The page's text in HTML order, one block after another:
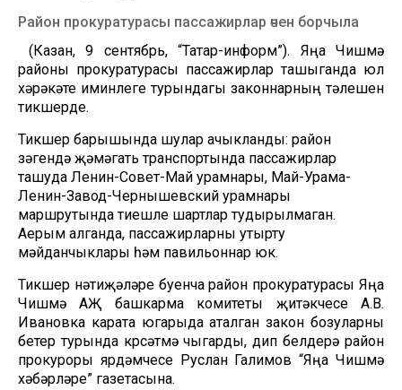
Район прокуратурасы пассажирлар өчен борчыла
(Казан, 9 сентябрь, “Татар-информ”). Яңа Чишмә
районы прокуратурасы пассажирлар ташыганда юл
хәрәкәте иминлеге турындагы законнарның үтәлешен
тикшерде.
Тикшерү барышында шулар ачыкланды: район
үзәгендә җәмәгать транспортында пассажирлар
ташуда Ленин-Совет-Май урамнары, Май-Урама-
Ленин-Завод-Чернышевский урамнары
маршрутында тиешле шартлар тудырылмаган.
Аерым алганда, пассажирларны утырту
мәйданчыклары һәм павильоннар юк.
Тикшерү нәтиҗәләре буенча район прокуратурасы Яңа
Чишмә АҖ башкарма комитеты җитәкчесе А.В.
Ивановка карата югарыда аталган закон бозуларны
бетерү турында күрсәтмә чыгарды, дип белдерә район
прокуроры ярдәмчесе Руслан Галимов “Яңа Чишмә
хәбәрләре” газетасына.